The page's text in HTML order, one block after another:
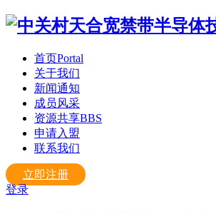
首页Portal
关于我们
新闻通知
成员风采
资源共享BBS
申请入盟
联系我们
立即注册
登录